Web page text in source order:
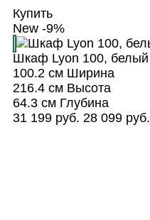
Купить
New -9%
Шкаф Lyon 100, белый
100.2 смШирина
216.4 смВысота
64.3 смГлубина
31 199 руб. 28 099 руб.